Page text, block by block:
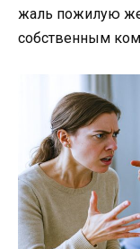
жаль пожилую
собственным